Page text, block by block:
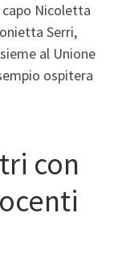
Nicoletta
Serri,
al Unione
ospitera
con